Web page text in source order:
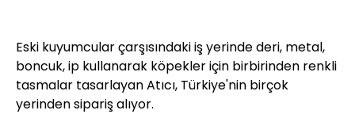
Eski kuyumcular çarşısındaki iş yerinde deri, metal,
boncuk, ip kullanarak köpekler için birbirinden renkli
tasmalar tasarlayan Atıcı, Türkiye'nin birçok
yerinden sipariş alıyor.